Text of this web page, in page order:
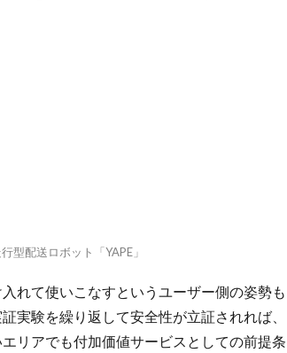
型配送ロボット「YAPE」
れて使いこなすというユーザー側の姿勢も
実験を繰り返して安全性が立証されれば、
リアでも付加価値サービスとしての前提条